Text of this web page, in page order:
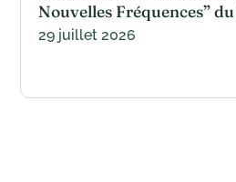
Nouvelles Fréquences”
29 juillet 2026